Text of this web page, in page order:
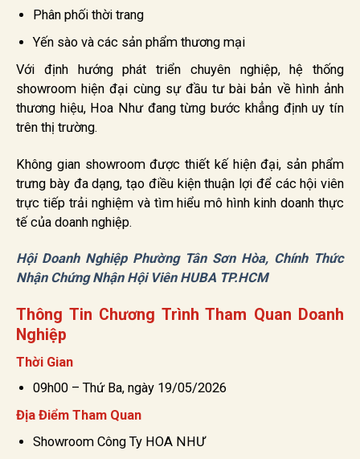
Phân phối thời trang
Yến sào và các sản phẩm thương mại
Với định hướng phát triển chuyên nghiệp, hệ thống
showroom hiện đại cùng sự đầu tư bài bản về hình ảnh
thương hiệu, Hoa Như đang từng bước khẳng định uy tín
trên thị trường.
Không gian showroom được thiết kế hiện đại, sản phẩm
trưng bày đa dạng, tạo điều kiện thuận lợi để các hội viên
trực tiếp trải nghiệm và tìm hiểu mô hình kinh doanh thực
tế của doanh nghiệp.
Hội Doanh Nghiệp Phường Tân Sơn Hòa, Chính Thức
Nhận Chứng Nhận Hội Viên HUBA TP.HCM
Thông Tin Chương Trình Tham Quan Doanh
Nghiệp
Thời Gian
09h00 – Thứ Ba, ngày 19/05/2026
Địa Điểm Tham Quan
Showroom Công Ty HOA NHƯ